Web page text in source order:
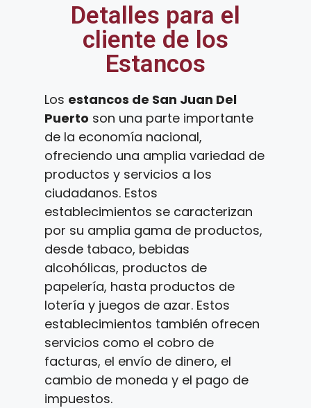
Detalles para el
cliente de los
Estancos
Los estancos de San Juan Del
Puerto son una parte importante
de la economía nacional,
ofreciendo una amplia variedad de
productos y servicios a los
ciudadanos. Estos
establecimientos se caracterizan
por su amplia gama de productos,
desde tabaco, bebidas
alcohólicas, productos de
papelería, hasta productos de
lotería y juegos de azar. Estos
establecimientos también ofrecen
servicios como el cobro de
facturas, el envío de dinero, el
cambio de moneda y el pago de
impuestos.